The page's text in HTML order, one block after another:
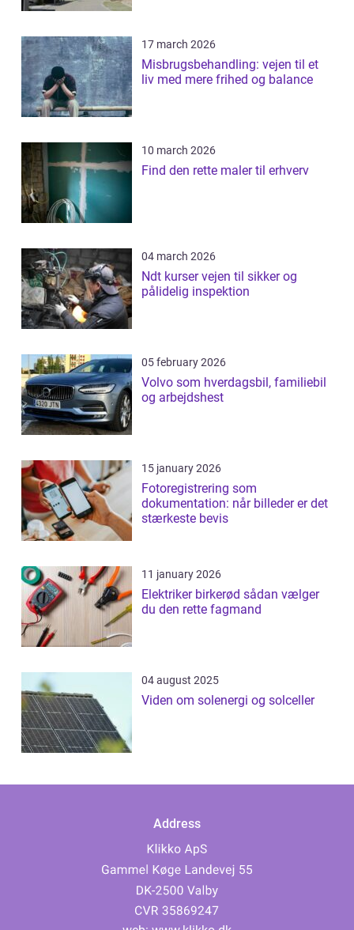
17 march 2026
Misbrugsbehandling: vejen til et
liv med mere frihed og balance
10 march 2026
Find den rette maler til erhverv
04 march 2026
Ndt kurser vejen til sikker og
pålidelig inspektion
05 february 2026
Volvo som hverdagsbil, familiebil
og arbejdshest
15 january 2026
Fotoregistrering som
dokumentation: når billeder er det
stærkeste bevis
11 january 2026
Elektriker birkerød sådan vælger
du den rette fagmand
04 august 2025
Viden om solenergi og solceller
Address